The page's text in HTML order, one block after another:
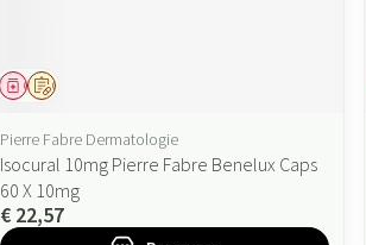
Op voorschrift
Geneesmiddel
Pierre Fabre Dermatologie
Isocural 10mg Pierre Fabre Benelux Caps
60 X 10mg
€ 22,57